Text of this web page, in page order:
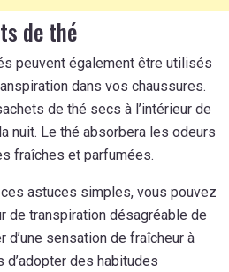
de thé
peuvent également être utilisés
dans vos chaussures.
de thé secs à l’intérieur de
nuit. Le thé absorbera les odeurs
fraîches et parfumées.
astuces simples, vous pouvez
de transpiration désagréable de
sensation de fraîcheur à
d’adopter des habitudes